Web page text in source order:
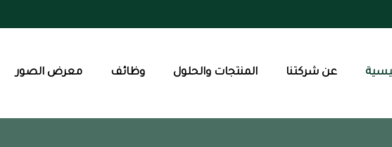
عن شركتنا المنتجات والحلول وظائف معرض الصور